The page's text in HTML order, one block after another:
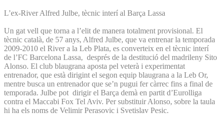
L’ex-River Alfred Julbe, tècnic interí al Barça Lassa
Un gat vell que torna a l’elit de manera totalment provisional. El
tècnic català, de 57 anys, Alfred Julbe, que va entrenar la temporada
2009-2010 el River a la Leb Plata, es converteix en el tècnic interí
de l’FC Barcelona Lassa, després de la destitució del madrileny Sito
Alonso. El club blaugrana aposta pel veterà i experimentat
entrenador, que està dirigint el segon equip blaugrana a la Leb Or,
mentre busca un entrenador que se’n pugui fer càrrec fins a final de
temporada. Julbe pot dirigir el Barça demà en partit d’Eurolliga
contra el Maccabi Fox Tel Aviv. Per substituir Alonso, sobre la taula
hi ha els noms de Velimir Perasovic i Svetislav Pesic.